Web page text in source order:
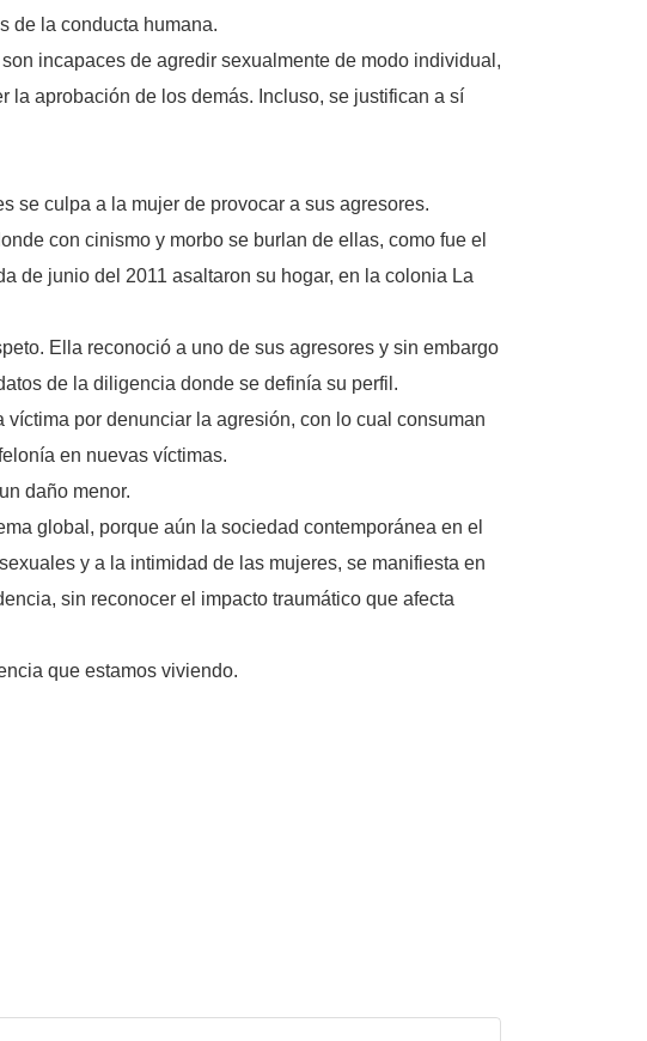
de la conducta humana.
incapaces de agredir sexualmente de modo individual,
la aprobación de los demás. Incluso, se justifican a sí
se culpa a la mujer de provocar a sus agresores.
con cinismo y morbo se burlan de ellas, como fue el
de junio del 2011 asaltaron su hogar, en la colonia La
Ella reconoció a uno de sus agresores y sin embargo
de la diligencia donde se definía su perfil.
por denunciar la agresión, con lo cual consuman
en nuevas víctimas.
daño menor.
global, porque aún la sociedad contemporánea en el
y a la intimidad de las mujeres, se manifiesta en
sin reconocer el impacto traumático que afecta
que estamos viviendo.